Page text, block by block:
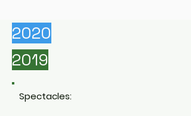
2020
2019
Spectacles: